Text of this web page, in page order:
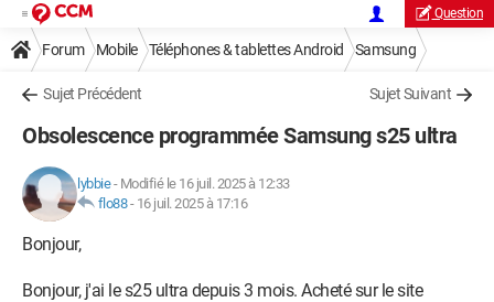
Question
Forum Mobile Téléphones & tablettes Android Samsung
Sujet Précédent Sujet Suivant
Obsolescence programmée Samsung s25 ultra
lybbie- Modifié le 16 juil. 2025 à 12:33
flo88- 16 juil. 2025 à 17:16
Bonjour,
Bonjour, j'ai le s25 ultra depuis 3 mois. Acheté sur le site